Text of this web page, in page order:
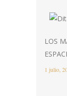
LOS
1 julio,